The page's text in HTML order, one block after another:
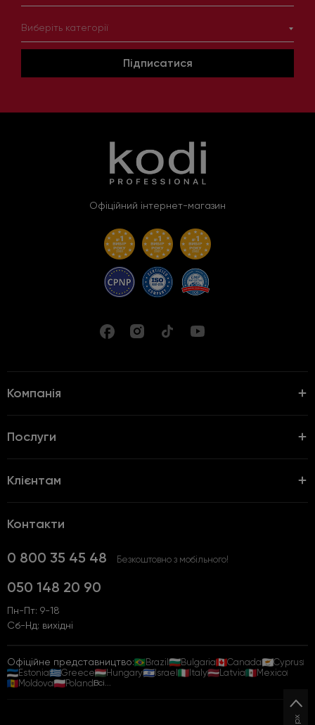
Виберіть категорії
Підписатися
Офіційний інтернет-магазин
Компанія
Послуги
Клієнтам
Контакти
0 800 35 45 48 Безкоштовно з мобільного!
050 148 20 90
Пн-Пт: 9-18
Сб-Нд: вихідні
Офіційне представництво: Brazil Bulgaria Canada
Cyprus
Estonia
Greece Hungary Israel Italy Latvia
Mexico
Moldova
PolandВсі...